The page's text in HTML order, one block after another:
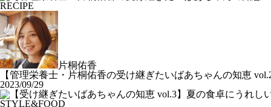
RECIPE
片桐佑香
【管理栄養士・片桐佑香の受け継ぎたいばあちゃんの知恵
2023/09/29
STYLE&FOOD